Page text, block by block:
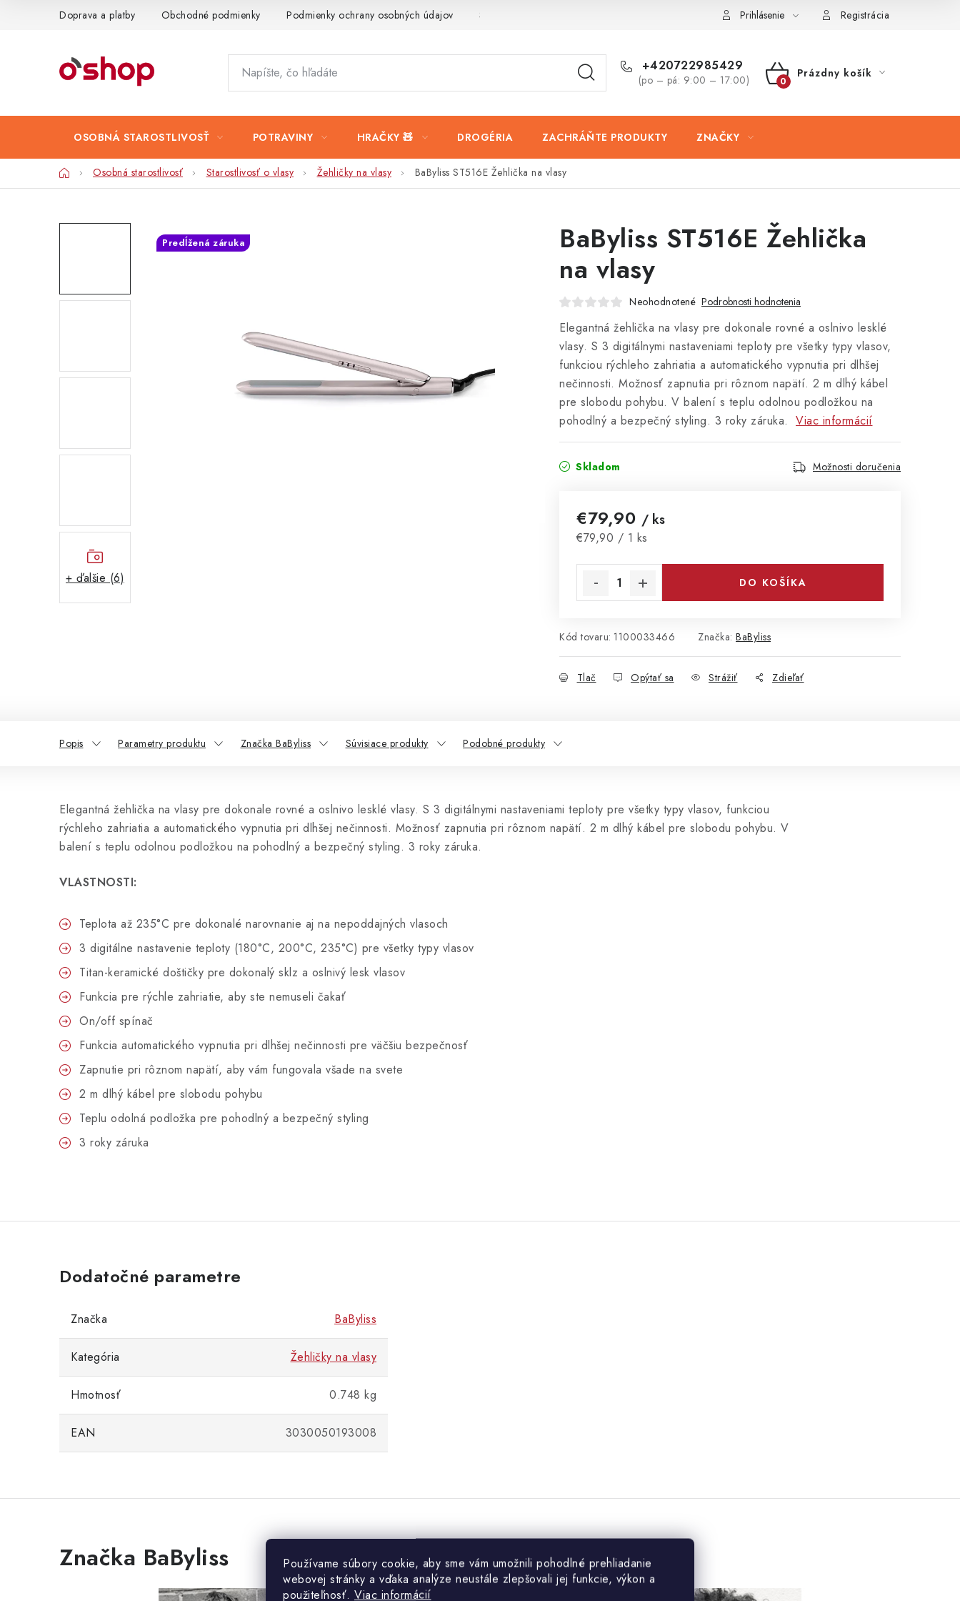
Používame súbory cookie, aby sme vám umožnili pohodlné prehliadanie
webovej stránky a vďaka analýze neustále zlepšovali jej funkcie, výkon a
použiteľnosť. Viac informácií
Doprava a platby Obchodné podmienky Podmienky ochrany osobných údajov Servis a reklamácia Prihlásenie Registrácia
+420722985429
(po – pá: 9:00 – 17:00)
NÁKUPNÝ
Prázdny košík
OSOBNÁ STAROSTLIVOSŤ POTRAVINY HRAČKY 🧸 DROGÉRIA ZACHRÁŇTE PRODUKTY ZNAČKY
DomovOsobná starostlivosť Starostlivosť o vlasy Žehličky na vlasy BaByliss ST516E Žehlička na vlasy
+ ďalšie (6)
BaByliss ST516E Žehlička
na vlasy
Neohodnotené Podrobnosti hodnotenia
Elegantná žehlička na vlasy pre dokonale rovné a oslnivo lesklé
vlasy. S 3 digitálnymi nastaveniami teploty pre všetky typy vlasov,
funkciou rýchleho zahriatia a automatického vypnutia pri dlhšej
nečinnosti. Možnosť zapnutia pri rôznom napätí. 2 m dlhý kábel
pre slobodu pohybu. V balení s teplu odolnou podložkou na
pohodlný a bezpečný styling. 3 roky záruka. Viac informácií
Skladom Možnosti doručenia
€79,90 / ks
Jednotková cena:
€79,90 / 1 ks
DO KOŠÍKA
Kód tovaru: 1100033466 Značka: BaByliss
Tlač Opýtať sa Strážiť Zdieľať
Predĺžená záruka
Popis Parametry produktu Značka BaByliss Súvisiace produkty Podobné produkty
Elegantná žehlička na vlasy pre dokonale rovné a oslnivo lesklé vlasy. S 3 digitálnymi nastaveniami teploty pre všetky typy vlasov, funkciou
rýchleho zahriatia a automatického vypnutia pri dlhšej nečinnosti. Možnosť zapnutia pri rôznom napätí. 2 m dlhý kábel pre slobodu pohybu. V
balení s teplu odolnou podložkou na pohodlný a bezpečný styling. 3 roky záruka.
VLASTNOSTI:
Teplota až 235°C pre dokonalé narovnanie aj na nepoddajných vlasoch
3 digitálne nastavenie teploty (180°C, 200°C, 235°C) pre všetky typy vlasov
Titan-keramické doštičky pre dokonalý sklz a oslnivý lesk vlasov
Funkcia pre rýchle zahriatie, aby ste nemuseli čakať
On/off spínač
Funkcia automatického vypnutia pri dlhšej nečinnosti pre väčšiu bezpečnosť
Zapnutie pri rôznom napätí, aby vám fungovala všade na svete
2 m dlhý kábel pre slobodu pohybu
Teplu odolná podložka pre pohodlný a bezpečný styling
3 roky záruka
Dodatočné parametre
Značka BaByliss
Kategória Žehličky na vlasy
Hmotnosť 0.748 kg
EAN 3030050193008
Značka BaByliss